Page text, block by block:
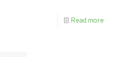
Read more